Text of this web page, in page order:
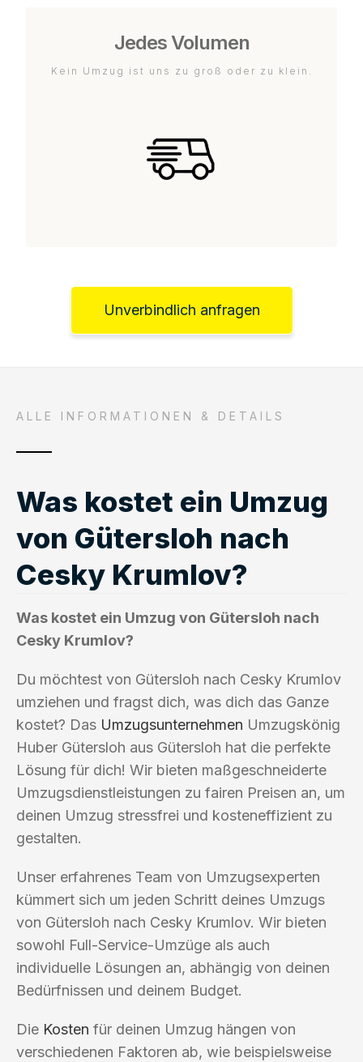
Jedes Volumen
Kein Umzug ist uns zu groß oder zu klein.
Unverbindlich anfragen
ALLE INFORMATIONEN & DETAILS
Was kostet ein Umzug
von Gütersloh nach
Cesky Krumlov?
Was kostet ein Umzug von Gütersloh nach
Cesky Krumlov?
Du möchtest von Gütersloh nach Cesky Krumlov
umziehen und fragst dich, was dich das Ganze
kostet? Das Umzugsunternehmen Umzugskönig
Huber Gütersloh aus Gütersloh hat die perfekte
Lösung für dich! Wir bieten maßgeschneiderte
Umzugsdienstleistungen zu fairen Preisen an, um
deinen Umzug stressfrei und kosteneffizient zu
gestalten.
Unser erfahrenes Team von Umzugsexperten
kümmert sich um jeden Schritt deines Umzugs
von Gütersloh nach Cesky Krumlov. Wir bieten
sowohl Full-Service-Umzüge als auch
individuelle Lösungen an, abhängig von deinen
Bedürfnissen und deinem Budget.
Die Kosten für deinen Umzug hängen von
verschiedenen Faktoren ab, wie beispielsweise